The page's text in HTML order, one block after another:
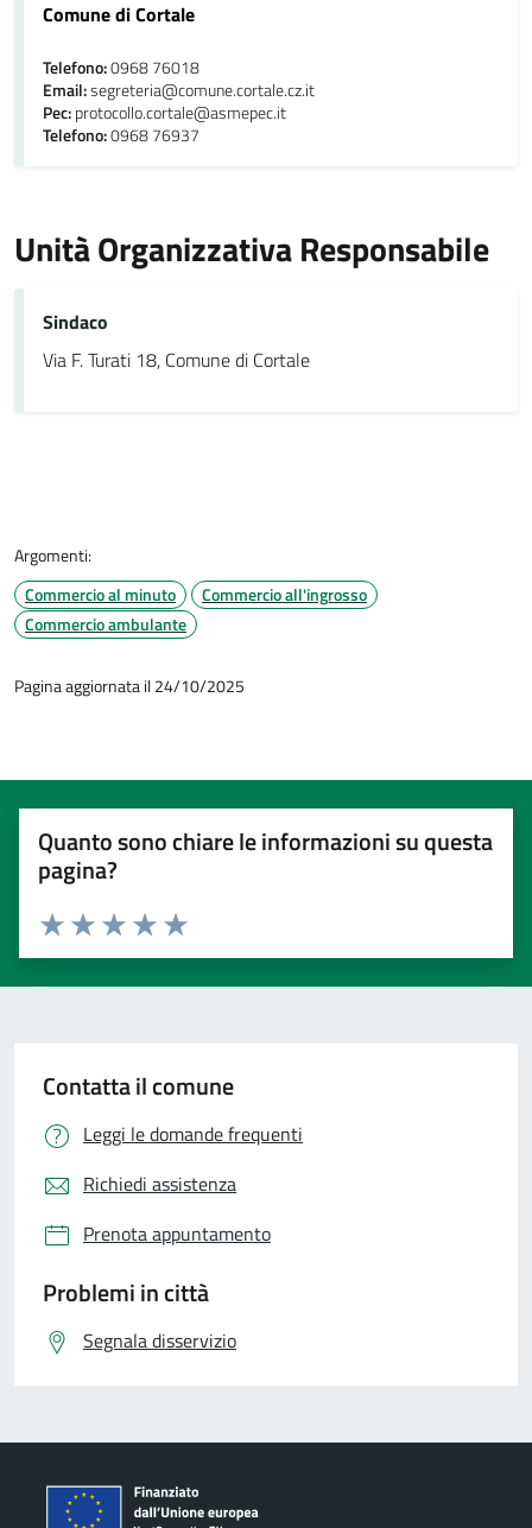
Comune di Cortale
Telefono:0968 76018
Email:segreteria@comune.cortale.cz.it
Pec:protocollo.cortale@asmepec.it
Telefono:0968 76937
Unità Organizzativa Responsabile
Sindaco
Via F. Turati 18, Comune di Cortale
Argomenti:
Commercio al minuto
Commercio all'ingrosso
Commercio ambulante
Pagina aggiornata il 24/10/2025
Quanto sono chiare le informazioni su questa
pagina?
Valuta 5 stelle su 5
Valuta 4 stelle su 5
Valuta 3 stelle su 5
Valuta 2 stelle su 5
Valuta 1 stelle su 5
Contatta il comune
Leggi le domande frequenti
Richiedi assistenza
Prenota appuntamento
Problemi in città
Segnala disservizio